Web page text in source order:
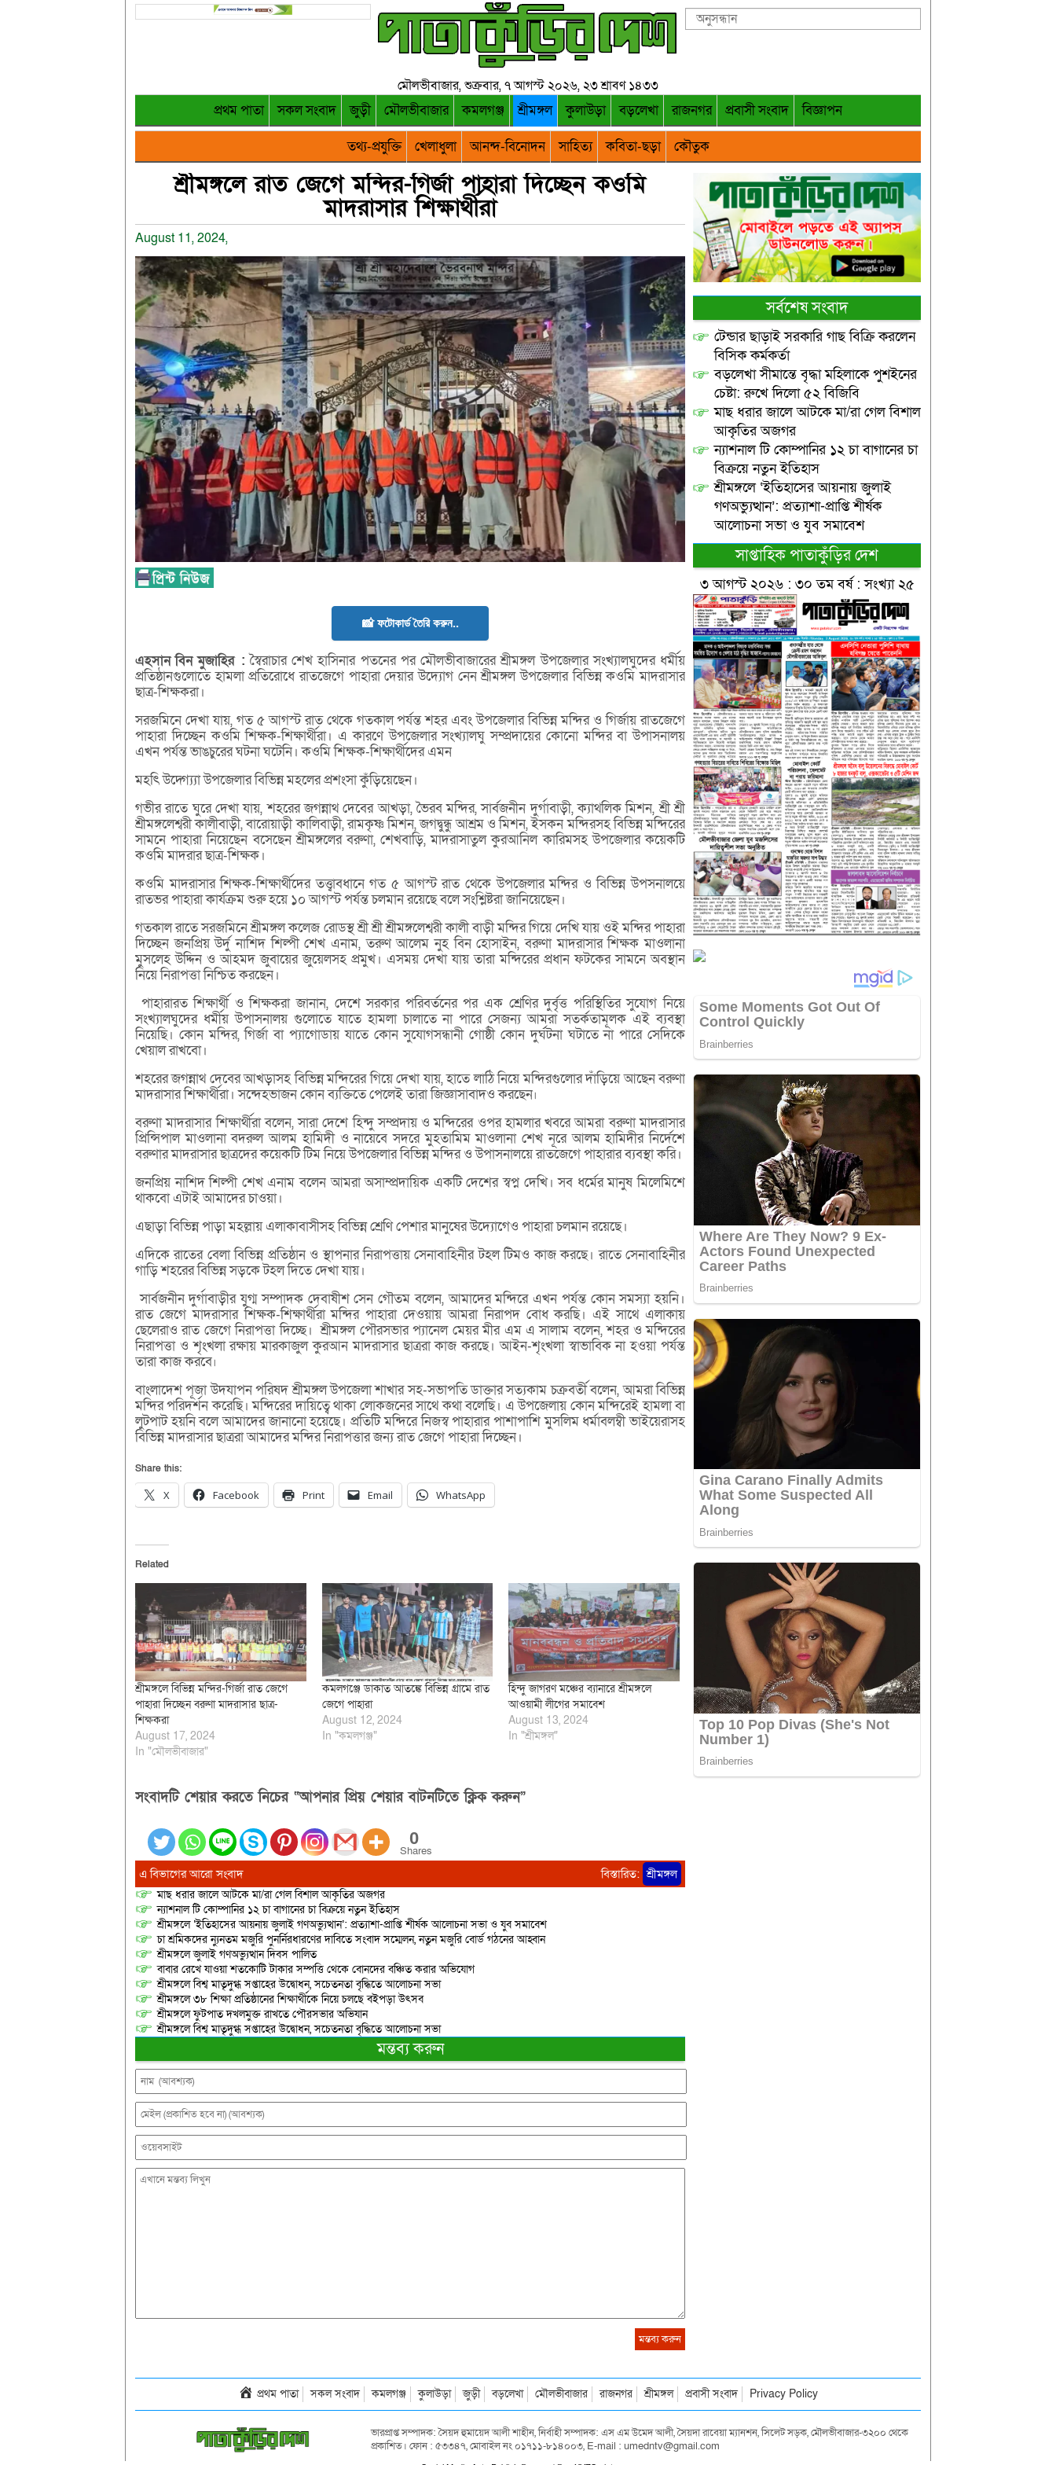
মৌলভীবাজার, শুক্রবার, ৭ আগস্ট ২০২৬, ২৩ শ্রাবণ ১৪৩৩
প্রথম পাতা সকল সংবাদ জুড়ী মৌলভীবাজার কমলগঞ্জ শ্রীমঙ্গল কুলাউড়া বড়লেখা রাজনগর প্রবাসী সংবাদ
বিজ্ঞাপন
তথ্য-প্রযুক্তি
খেলাধুলা আনন্দ-বিনোদন সাহিত্য কবিতা-ছড়া কৌতুক
শ্রীমঙ্গলে রাত জেগে মন্দির-গির্জা পাহারা দিচ্ছেন কওমি
মাদরাসার শিক্ষার্থীরা
August 11, 2024,
📸 ফটোকার্ড তৈরি করুন..
এহসান বিন মুজাহির: স্বৈরাচার শেখ হাসিনার পতনের পর মৌলভীবাজারের শ্রীমঙ্গল উপজেলার সংখ্যালঘুদের ধর্মীয়
প্রতিষ্ঠানগুলোতে হামলা প্রতিরোধে রাতজেগে পাহারা দেয়ার উদ্যোগ নেন শ্রীমঙ্গল উপজেলার বিভিন্ন কওমি মাদরাসার
ছাত্র-শিক্ষকরা।
সরজমিনে দেখা যায়, গত ৫ আগস্ট রাত থেকে গতকাল পর্যন্ত শহর এবং উপজেলার বিভিন্ন মন্দির ও গির্জায় রাতজেগে
পাহারা দিচ্ছেন কওমি শিক্ষক-শিক্ষার্থীরা। এ কারণে উপজেলার সংখ্যালঘু সম্প্রদায়ের কোনো মন্দির বা উপাসনালয়
এখন পর্যন্ত ভাঙচুরের ঘটনা ঘটেনি। কওমি শিক্ষক-শিক্ষার্থীদের এমন
মহৎি উদ্গ্য্যো উপজেলার বিভিন্ন মহলের প্রশংসা কুঁড়িয়েছেন।
গভীর রাতে ঘুরে দেখা যায়, শহরের জগন্নাথ দেবের আখড়া, ভৈরব মন্দির, সার্বজনীন দুর্গাবাড়ী, ক্যাথলিক মিশন, শ্রী শ্রী
শ্রীমঙ্গলেশ্বরী কালীবাড়ী, বারোয়াড়ী কালিবাড়ী, রামকৃষ্ণ মিশন, জগদ্বুন্ধু আশ্রম ও মিশন, ইসকন মন্দিরসহ বিভিন্ন মন্দিরের
সামনে পাহারা নিয়েছেন বসেছেন শ্রীমঙ্গলের বরুণা, শেখবাড়ি, মাদরাসাতুল কুরআনিল কারিমসহ উপজেলার কয়েকটি
কওমি মাদরার ছাত্র-শিক্ষক।
কওমি মাদরাসার শিক্ষক-শিক্ষার্থীদের তত্ত্বাবধানে গত ৫ আগস্ট রাত থেকে উপজেলার মন্দির ও বিভিন্ন উপসনালয়ে
রাতভর পাহারা কার্যক্রম শুরু হয়ে ১০ আগস্ট পর্যন্ত চলমান রয়েছে বলে সংশ্লিষ্টরা জানিয়েছেন।
গতকাল রাতে সরজমিনে শ্রীমঙ্গল কলেজ রোডস্থ শ্রী শ্রী শ্রীমঙ্গলেশ্বরী কালী বাড়ী মন্দির গিয়ে দেখি যায় ওই মন্দির পাহারা
দিচ্ছেন জনপ্রিয় উর্দু নাশিদ শিল্পী শেখ এনাম, তরুণ আলেম নুহ বিন হোসাইন, বরুণা মাদরাসার শিক্ষক মাওলানা
মুসলেহ উদ্দিন ও আহমদ জুবায়ের জুয়েলসহ প্রমুখ। এসময় দেখা যায় তারা মন্দিরের প্রধান ফটকের সামনে অবস্থান
নিয়ে নিরাপত্তা নিশ্চিত করছেন।
পাহারারত শিক্ষার্থী ও শিক্ষকরা জানান, দেশে সরকার পরিবর্তনের পর এক শ্রেণির দুর্বৃত্ত পরিস্থিতির সুযোগ নিয়ে
সংখ্যালঘুদের ধর্মীয় উপাসনালয় গুলোতে যাতে হামলা চালাতে না পারে সেজন্য আমরা সতর্কতামূলক এই ব্যবস্থা
নিয়েছি। কোন মন্দির, গির্জা বা প্যাগোডায় যাতে কোন সুযোগসন্ধানী গোষ্ঠী কোন দুর্ঘটনা ঘটাতে না পারে সেদিকে
খেয়াল রাখবো।
শহরের জগন্নাথ দেবের আখড়াসহ বিভিন্ন মন্দিরের গিয়ে দেখা যায়, হাতে লাঠি নিয়ে মন্দিরগুলোর দাঁড়িয়ে আছেন বরুণা
মাদরাসার শিক্ষার্থীরা। সন্দেহভাজন কোন ব্যক্তিতে পেলেই তারা জিজ্ঞাসাবাদও করছেন৷
বরুণা মাদরাসার শিক্ষার্থীরা বলেন, সারা দেশে হিন্দু সম্প্রদায় ও মন্দিরের ওপর হামলার খবরে আমরা বরুণা মাদরাসার
প্রিন্সিপাল মাওলানা বদরুল আলম হামিদী ও নায়েবে সদরে মুহতামিম মাওলানা শেখ নূরে আলম হামিদীর নির্দেশে
বরুণার মাদরাসার ছাত্রদের কয়েকটি টিম নিয়ে উপজেলার বিভিন্ন মন্দির ও উপাসনালয়ে রাতজেগে পাহারার ব্যবস্থা করি।
জনপ্রিয় নাশিদ শিল্পী শেখ এনাম বলেন আমরা অসাম্প্রদায়িক একটি দেশের স্বপ্ন দেখি। সব ধর্মের মানুষ মিলেমিশে
থাকবো এটাই আমাদের চাওয়া।
এছাড়া বিভিন্ন পাড়া মহল্লায় এলাকাবাসীসহ বিভিন্ন শ্রেণি পেশার মানুষের উদ্যোগেও পাহারা চলমান রয়েছে।
এদিকে রাতের বেলা বিভিন্ন প্রতিষ্ঠান ও স্থাপনার নিরাপত্তায় সেনাবাহিনীর টহল টিমও কাজ করছে। রাতে সেনাবাহিনীর
গাড়ি শহরের বিভিন্ন সড়কে টহল দিতে দেখা যায়।
সার্বজনীন দুর্গাবাড়ীর যুগ্ম সম্পাদক দেবাষীশ সেন গৌতম বলেন, আমাদের মন্দিরে এখন পর্যন্ত কোন সমস্যা হয়নি।
রাত জেগে মাদরাসার শিক্ষক-শিক্ষার্থীরা মন্দির পাহারা দেওয়ায় আমরা নিরাপদ বোধ করছি। এই সাথে এলাকায়
ছেলেরাও রাত জেগে নিরাপত্তা দিচ্ছে। শ্রীমঙ্গল পৌরসভার প্যানেল মেয়র মীর এম এ সালাম বলেন, শহর ও মন্দিরের
নিরাপত্তা ও শৃংখলা রক্ষায় মারকাজুল কুরআন মাদরাসার ছাত্ররা কাজ করছে। আইন-শৃংখলা স্বাভাবিক না হওয়া পর্যন্ত
তারা কাজ করবে৷
বাংলাদেশ পূজা উদযাপন পরিষদ শ্রীমঙ্গল উপজেলা শাখার সহ-সভাপতি ডাক্তার সত্যকাম চক্রবর্তী বলেন, আমরা বিভিন্ন
মন্দির পরিদর্শন করেছি। মন্দিরের দায়িত্বে থাকা লোকজনের সাথে কথা বলেছি। এ উপজেলায় কোন মন্দিরেই হামলা বা
লুটপাট হয়নি বলে আমাদের জানানো হয়েছে। প্রতিটি মন্দিরে নিজস্ব পাহারার পাশাপাশি মুসলিম ধর্মাবলম্বী ভাইয়েরাসহ
বিভিন্ন মাদরাসার ছাত্ররা আমাদের মন্দির নিরাপত্তার জন্য রাত জেগে পাহারা দিচ্ছেন।
Share this:
X Facebook Print Email WhatsApp
Related
শ্রীমঙ্গলে বিভিন্ন মন্দির-গির্জা রাত জেগে
পাহারা দিচ্ছেন বরুণা মাদরাসার ছাত্র-
শিক্ষকরা
August 17, 2024
In "মৌলভীবাজার"
কমলগঞ্জে ডাকাত আতঙ্কে বিভিন্ন গ্রামে রাত
জেগে পাহারা
August 12, 2024
In "কমলগঞ্জ"
হিন্দু জাগরণ মঞ্চের ব্যানারে শ্রীমঙ্গলে
আওয়ামী লীগের সমাবেশ
August 13, 2024
In "শ্রীমঙ্গল"
সংবাদটি শেয়ার করতে নিচের “আপনার প্রিয় শেয়ার বাটনটিতে ক্লিক করুন”
0
Shares
এ বিভাগের আরো সংবাদ বিস্তারিত: শ্রীমঙ্গল
মাছ ধরার জালে আটকে মা/রা গেল বিশাল আকৃতির অজগর
ন্যাশনাল টি কোম্পানির ১২ চা বাগানের চা বিক্রয়ে নতুন ইতিহাস
শ্রীমঙ্গলে ‘ইতিহাসের আয়নায় জুলাই গণঅভ্যুত্থান’: প্রত্যাশা-প্রাপ্তি শীর্ষক আলোচনা সভা ও যুব সমাবেশ
চা শ্রমিকদের ন্যুনতম মজুরি পুনর্নিরধারণের দাবিতে সংবাদ সম্মেলন, নতুন মজুরি বোর্ড গঠনের আহ্বান
শ্রীমঙ্গলে জুলাই গণঅভ্যুত্থান দিবস পালিত
বাবার রেখে যাওয়া শতকোটি টাকার সম্পত্তি থেকে বোনদের বঞ্চিত করার অভিযোগ
শ্রীমঙ্গলে বিশ্ব মাতৃদুগ্ধ সপ্তাহের উদ্বোধন, সচেতনতা বৃদ্ধিতে আলোচনা সভা
শ্রীমঙ্গলে ৩৮ শিক্ষা প্রতিষ্ঠানের শিক্ষার্থীকে নিয়ে চলছে বইপড়া উৎসব
শ্রীমঙ্গলে ফুটপাত দখলমুক্ত রাখতে পৌরসভার অভিযান
শ্রীমঙ্গলে বিশ্ব মাতৃদুগ্ধ সপ্তাহের উদ্বোধন, সচেতনতা বৃদ্ধিতে আলোচনা সভা
মন্তব্য করুন
সর্বশেষ সংবাদ
টেন্ডার ছাড়াই সরকারি গাছ বিক্রি করলেন
বিসিক কর্মকর্তা
বড়লেখা সীমান্তে বৃদ্ধা মহিলাকে পুশইনের
চেষ্টা: রুখে দিলো ৫২ বিজিবি
মাছ ধরার জালে আটকে মা/রা গেল বিশাল
আকৃতির অজগর
ন্যাশনাল টি কোম্পানির ১২ চা বাগানের চা
বিক্রয়ে নতুন ইতিহাস
শ্রীমঙ্গলে ‘ইতিহাসের আয়নায় জুলাই
গণঅভ্যুত্থান’: প্রত্যাশা-প্রাপ্তি শীর্ষক
আলোচনা সভা ও যুব সমাবেশ
সাপ্তাহিক পাতাকুঁড়ির দেশ
৩ আগস্ট ২০২৬ : ৩০ তম বর্ষ : সংখ্যা ২৫
প্রথম পাতা সকল সংবাদ কমলগঞ্জ কুলাউড়া জুড়ী বড়লেখা মৌলভীবাজার রাজনগর শ্রীমঙ্গল প্রবাসী সংবাদ Privacy Policy
ভারপ্রাপ্ত সম্পাদক: সৈয়দ হুমায়েদ আলী শাহীন, নির্বাহী সম্পাদক: এস এম উমেদ আলী, সৈয়দা রাবেয়া ম্যানশন, সিলেট সড়ক, মৌলভীবাজার-৩২০০ থেকে
প্রকাশিত। ফোন : ৫৩৩৪৭, মোবাইল নং ০১৭১১-৮১৪০০৩, E-mail : umedntv@gmail.com